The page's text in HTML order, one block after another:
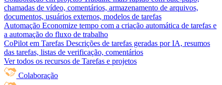
chamadas de vídeo, comentários, armazenamento de arquivos,
documentos, usuários externos, modelos de tarefas
Automação Economize tempo com a criação automática de tarefas e
a automação do fluxo de trabalho
CoPilot em Tarefas Descrições de tarefas geradas por IA, resumos
das tarefas, listas de verificação, comentários
Ver todos os recursos de Tarefas e projetos
Colaboração